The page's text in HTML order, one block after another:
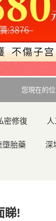
您現在的位
密修復
墮胎藥 深
睇!